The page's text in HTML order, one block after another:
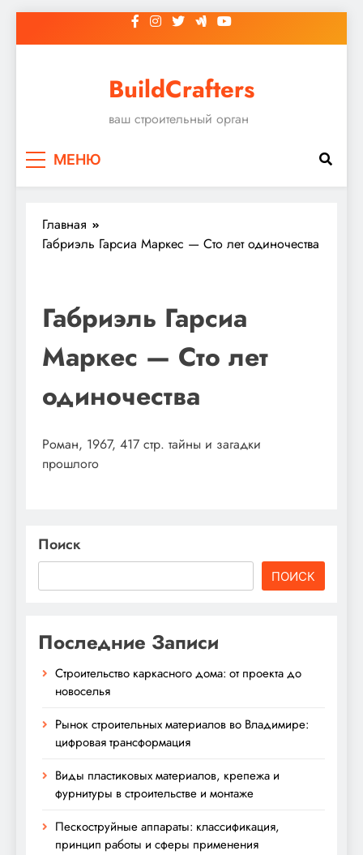
к
BuildCrafters
ваш строительный орган
МЕНЮ
Главная
Габриэль Гарсиа Маркес — Сто лет одиночества
Габриэль Гарсиа
Маркес — Сто лет
одиночества
Роман, 1967, 417 стр. тайны и загадки
прошлого
Поиск
ПОИСК
Последние Записи
Строительство каркасного дома: от проекта до
новоселья
Рынок строительных материалов во Владимире:
цифровая трансформация
Виды пластиковых материалов, крепежа и
фурнитуры в строительстве и монтаже
Пескоструйные аппараты: классификация,
принцип работы и сферы применения